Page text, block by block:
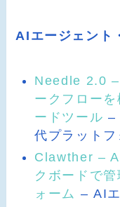
AIエージェント
Needle 2.0 –
ークフロー
ードツール –
代プラットフ
Clawther –
クボードで
ォーム – AI